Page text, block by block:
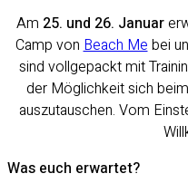
Am 25. und 26. Januar
Camp vonBeach Mebei
sind vollgepackt mit
der Möglichkeit sich
auszutauschen. Vom
Was euch erwartet?